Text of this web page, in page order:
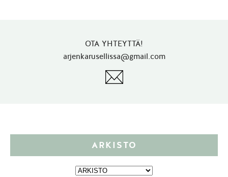
OTA YHTEYTTÄ!
arjenkarusellissa@gmail.com
ARKISTO